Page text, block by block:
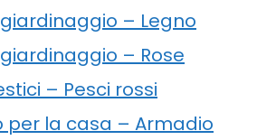
– Legno
– Rose
– Pesci rossi
la casa – Armadio